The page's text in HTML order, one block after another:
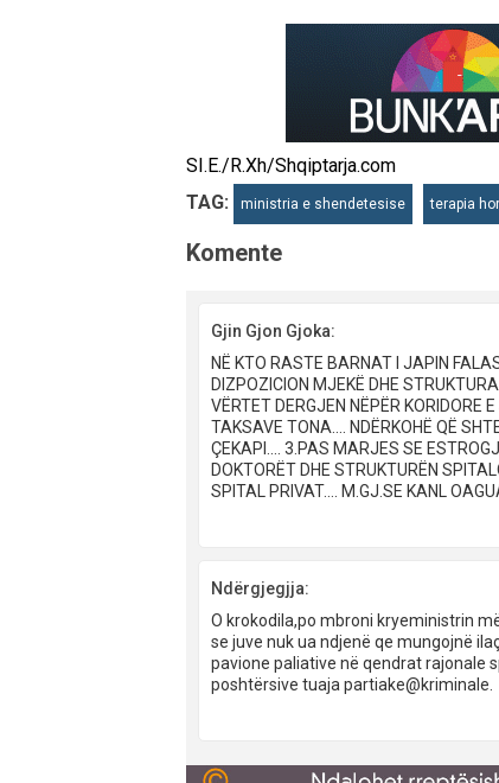
SI.E./R.Xh/Shqiptarja.com
TAG:
ministria e shendetesise terapia
Komente
Gjin Gjon Gjoka:
NË KTO RASTE BARNAT I JAPIN
DIZPOZICION MJEKË DHE
VËRTET DERGJEN NËPËR KORIDORE
TAKSAVE TONA.... NDËRKOHË QË
ÇEKAPI.... 3.PAS MARJES SE
DOKTORËT DHE STRUKTURËN
SPITAL PRIVAT.... M.GJ.SE KANL
Ndërgjegjja:
O krokodila,po mbroni kryeministrin
se juve nuk ua ndjenë qe mungojnë
pavione paliative në qendrat rajonale
poshtërsive tuaja partiake@kriminale.